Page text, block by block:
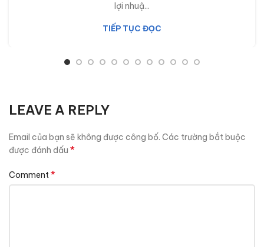
lợi nhuậ...
TIẾP TỤC ĐỌC
LEAVE A REPLY
Email của bạn sẽ không được công bố. Các trường bắt buộc
được đánh dấu *
Comment*